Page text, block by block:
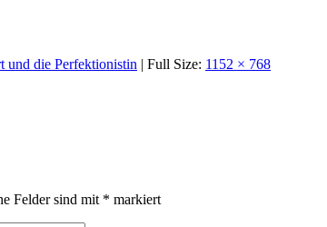
und die Perfektionistin | Full Size: 1152 × 768
Felder sind mit * markiert